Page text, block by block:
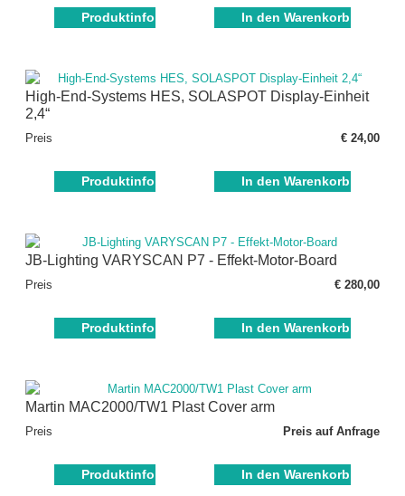
Produktinfo In den Warenkorb
High-End-Systems HES, SOLASPOT Display-Einheit
2,4“
Preis € 24,00
Produktinfo In den Warenkorb
JB-Lighting VARYSCAN P7 - Effekt-Motor-Board
Preis € 280,00
Produktinfo In den Warenkorb
Martin MAC2000/TW1 Plast Cover arm
Preis Preis auf Anfrage
Produktinfo In den Warenkorb